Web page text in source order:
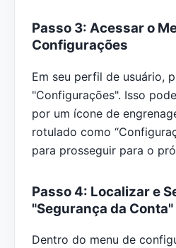
Passo 3: Acessar o
Configurações
Em seu perfil de usuário,
"Configurações". Isso
por um ícone de
rotulado como
para prosseguir para o
Passo 4: Localizar e
"Segurança da Conta"
Dentro do menu de